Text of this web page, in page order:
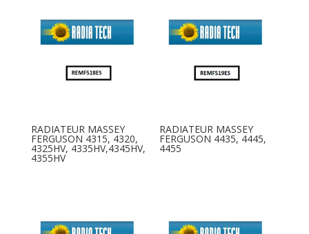
RADIATEUR MASSEY
FERGUSON 4315, 4320,
4325HV, 4335HV,4345HV,
4355HV
RADIATEUR MASSEY
FERGUSON 4435, 4445,
4455